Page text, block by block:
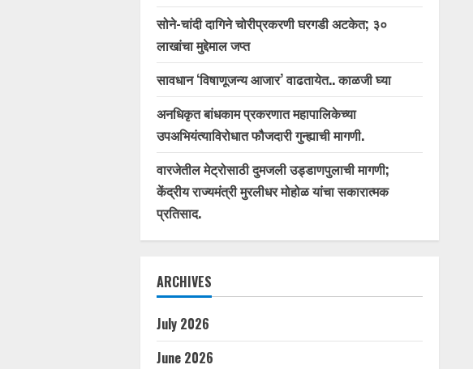
सोने-चांदी दागिने चोरीप्रकरणी घरगडी अटकेत; ३०
लाखांचा मुद्देमाल जप्त
सावधान ‘विषाणूजन्य आजार’ वाढतायेत.. काळजी घ्या
अनधिकृत बांधकाम प्रकरणात महापालिकेच्या
उपअभियंत्याविरोधात फौजदारी गुन्ह्याची मागणी.
वारजेतील मेट्रोसाठी दुमजली उड्डाणपुलाची मागणी;
केंद्रीय राज्यमंत्री मुरलीधर मोहोळ यांचा सकारात्मक
प्रतिसाद.
ARCHIVES
July 2026
June 2026